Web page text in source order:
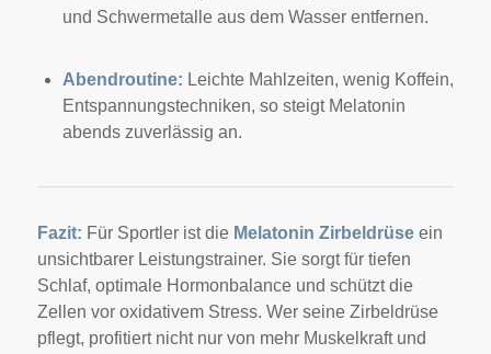
und Schwermetalle aus dem Wasser entfernen.
Abendroutine: Leichte Mahlzeiten, wenig Koffein,
Entspannungstechniken, so steigt Melatonin
abends zuverlässig an.
Fazit: Für Sportler ist die Melatonin Zirbeldrüseein
unsichtbarer Leistungstrainer. Sie sorgt für tiefen
Schlaf, optimale Hormonbalance und schützt die
Zellen vor oxidativem Stress. Wer seine Zirbeldrüse
pflegt, profitiert nicht nur von mehr Muskelkraft und